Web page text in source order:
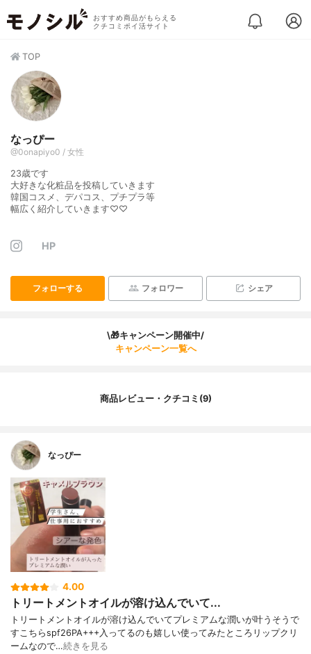
おすすめ商品がもらえる
クチコミポイ活サイト
TOP
なっぴー
@0onapiyo0 / 女性
23歳です
大好きな化粧品を投稿していきます
韓国コスメ、デパコス、プチプラ等
幅広く紹介していきます♡♡
HP
フォローする フォロワー シェア
\🎁キャンペーン開催中/
キャンペーン一覧へ
商品レビュー・クチコミ(9)
なっぴー
4.00
トリートメントオイルが溶け込んでいて...
トリートメントオイルが溶け込んでいてプレミアムな潤いが叶うそうで
すこちらspf26PA+++入ってるのも嬉しい使ってみたところリップクリ
ームなので…続きを見る